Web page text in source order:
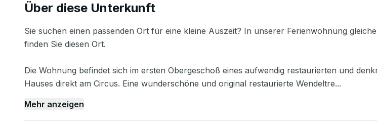
Über diese Unterkunft
Sie suchen einen passenden Ort für eine kleine Auszeit? In unserer Ferienwohnung
finden Sie diesen Ort.
Die Wohnung befindet sich im ersten Obergeschoß eines aufwendig restaurierten und
Hauses direkt am Circus. Eine wunderschöne und original restaurierte Wendeltre...
Mehr anzeigen